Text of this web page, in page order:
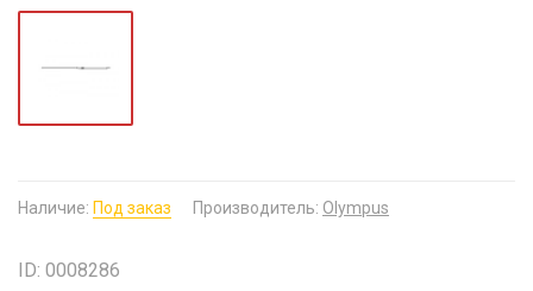
Наличие: Под заказ Производитель: Olympus
ID: 0008286